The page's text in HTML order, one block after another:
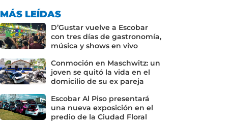
MÁS LEÍDAS
D’Gustar vuelve a Escobar
con tres días de gastronomía,
música y shows en vivo
Conmoción en Maschwitz: un
joven se quitó la vida en el
domicilio de su ex pareja
Escobar Al Piso presentará
una nueva exposición en el
predio de la Ciudad Floral